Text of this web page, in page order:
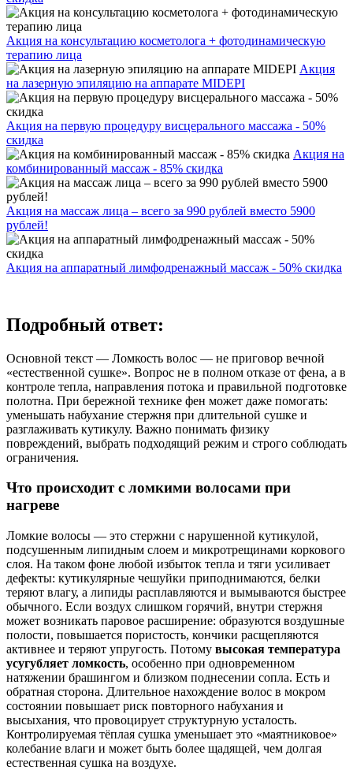
Акция на консультацию косметолога + фотодинамическую
терапию лица
Акция
на лазерную эпиляцию на аппарате MIDEPI
Акция на первую процедуру висцерального массажа - 50%
скидка
Акция на
комбинированный массаж - 85% скидка
Акция на массаж лица – всего за 990 рублей вместо 5900
рублей!
Акция на аппаратный лимфодренажный массаж - 50% скидка
Подробный ответ:
Основной текст — Ломкость волос — не приговор вечной
«естественной сушке». Вопрос не в полном отказе от фена, а в
контроле тепла, направления потока и правильной подготовке
полотна. При бережной технике фен может даже помогать:
уменьшать набухание стержня при длительной сушке и
разглаживать кутикулу. Важно понимать физику
повреждений, выбрать подходящий режим и строго соблюдать
ограничения.
Что происходит с ломкими волосами при
нагреве
Ломкие волосы — это стержни с нарушенной кутикулой,
подсушенным липидным слоем и микротрещинами коркового
слоя. На таком фоне любой избыток тепла и тяги усиливает
дефекты: кутикулярные чешуйки приподнимаются, белки
теряют влагу, а липиды расплавляются и вымываются быстрее
обычного. Если воздух слишком горячий, внутри стержня
может возникать паровое расширение: образуются воздушные
полости, повышается пористость, кончики расщепляются
активнее и теряют упругость. Потому высокая температура
усугубляет ломкость, особенно при одновременном
натяжении брашингом и близком поднесении сопла. Есть и
обратная сторона. Длительное нахождение волос в мокром
состоянии повышает риск повторного набухания и
высыхания, что провоцирует структурную усталость.
Контролируемая тёплая сушка уменьшает это «маятниковое»
колебание влаги и может быть более щадящей, чем долгая
естественная сушка на воздухе.